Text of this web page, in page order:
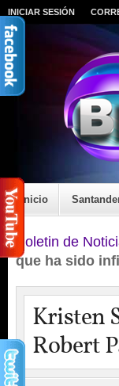
INICIAR SESIÓN
Inicio
Boletin de
que ha sido
Kristen
Robert